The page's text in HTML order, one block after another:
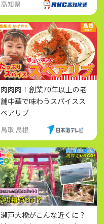
高知県
肉肉肉！創業70年以上の老
舗中華で味わうスパイスス
ペアリブ
鳥取 島根
瀬戸大橋がこんな近くに？